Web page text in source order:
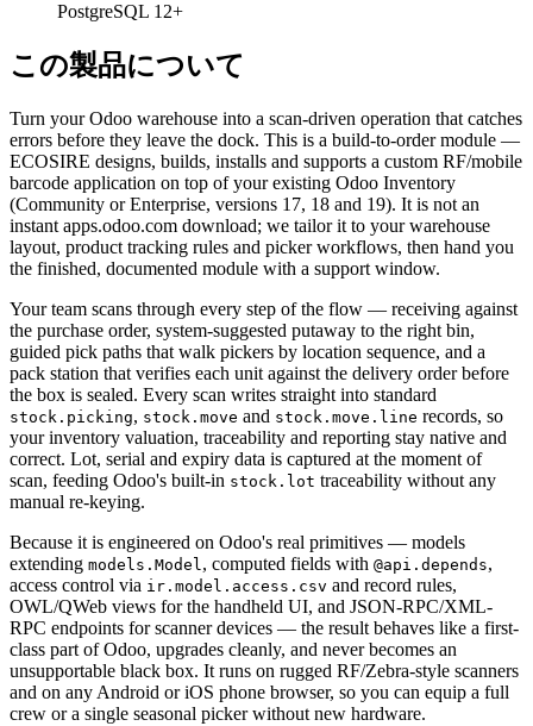
PostgreSQL 12+
この製品について
Turn your Odoo warehouse into a scan-driven operation that catches
errors before they leave the dock. This is a build-to-order module —
ECOSIRE designs, builds, installs and supports a custom RF/mobile
barcode application on top of your existing Odoo Inventory
(Community or Enterprise, versions 17, 18 and 19). It is not an
instant apps.odoo.com download; we tailor it to your warehouse
layout, product tracking rules and picker workflows, then hand you
the finished, documented module with a support window.
Your team scans through every step of the flow — receiving against
the purchase order, system-suggested putaway to the right bin,
guided pick paths that walk pickers by location sequence, and a
pack station that verifies each unit against the delivery order before
the box is sealed. Every scan writes straight into standard
stock.picking, stock.move and stock.move.line records, so
your inventory valuation, traceability and reporting stay native and
correct. Lot, serial and expiry data is captured at the moment of
scan, feeding Odoo's built-in stock.lot traceability without any
manual re-keying.
Because it is engineered on Odoo's real primitives — models
extending models.Model, computed fields with @api.depends,
access control via ir.model.access.csv and record rules,
OWL/QWeb views for the handheld UI, and JSON-RPC/XML-
RPC endpoints for scanner devices — the result behaves like a first-
class part of Odoo, upgrades cleanly, and never becomes an
unsupportable black box. It runs on rugged RF/Zebra-style scanners
and on any Android or iOS phone browser, so you can equip a full
crew or a single seasonal picker without new hardware.